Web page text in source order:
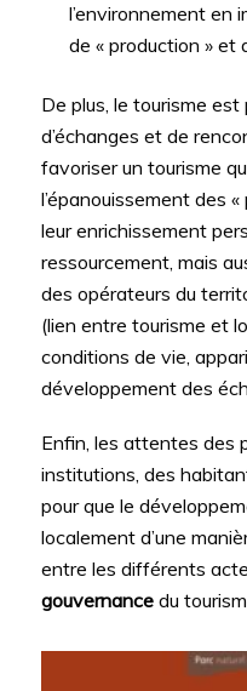
l’environnement en
de « production » et
De plus, le tourisme
d’échanges et de
favoriser un tourisme
l’épanouissement des
leur enrichissement
ressourcement, mais
des opérateurs du
(lien entre tourisme et
conditions de vie,
développement des
Enfin, les attentes des
institutions, des
pour que le
localement d’une
entre les différents
gouvernancedu